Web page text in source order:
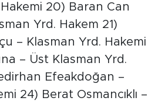
20) Baran Can
Yrd. Hakem 21)
– Klasman Yrd. Hakemi
– Üst Klasman Yrd.
Efeakdoğan –
24) Berat Osmancıklı –